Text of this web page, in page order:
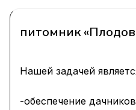
питомник
Нашей задачей
-обеспечение